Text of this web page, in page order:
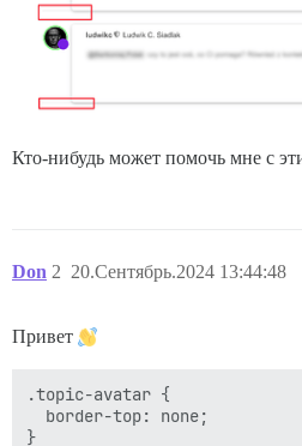
Кто-нибудь может помочь мне с
Don 20.Сентябрь.2024 13:44:48
2
Привет
.topic-avatar {
  border-top: none;